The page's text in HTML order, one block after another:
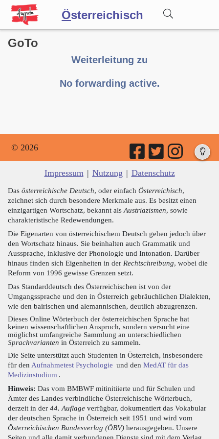
Österreichisch
Wörterbuch
GoTo
Weiterleitung zu
No forwarding active.
© 2026
Impressum | Nutzung | Datenschutz
Das österreichische Deutsch, oder einfach Österreichisch,
zeichnet sich durch besondere Merkmale aus. Es besitzt einen
einzigartigen Wortschatz, bekannt als Austriazismen, sowie
charakteristische Redewendungen.
Die Eigenarten von österreichischem Deutsch gehen jedoch über
den Wortschatz hinaus. Sie beinhalten auch Grammatik und
Aussprache, inklusive der Phonologie und Intonation. Darüber
hinaus finden sich Eigenheiten in der Rechtschreibung, wobei die
Reform von 1996 gewisse Grenzen setzt.
Das Standarddeutsch des Österreichischen ist von der
Umgangssprache und den in Österreich gebräuchlichen Dialekten,
wie den bairischen und alemannischen, deutlich abzugrenzen.
Dieses Online Wörterbuch der österreichischen Sprache hat
keinen wissenschaftlichen Anspruch, sondern versucht eine
möglichst umfangreiche Sammlung an unterschiedlichen
Sprachvarianten in Österreich zu sammeln.
Die Seite unterstützt auch Studenten in Österreich, insbesondere
für den Aufnahmetest Psychologie und den MedAT für das
Medizinstudium .
Hinweis: Das vom BMBWF mitinitiierte und für Schulen und
Ämter des Landes verbindliche Österreichische Wörterbuch,
derzeit in der 44. Auflage verfügbar, dokumentiert das Vokabular
der deutschen Sprache in Österreich seit 1951 und wird vom
Österreichischen Bundesverlag (ÖBV) herausgegeben. Unsere
Seiten und alle damit verbundenen Dienste sind mit dem Verlag